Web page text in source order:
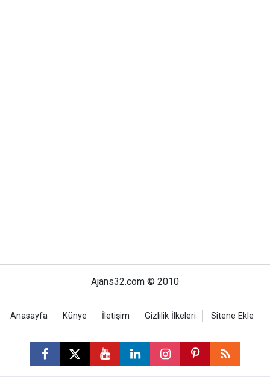
Ajans32.com © 2010
Anasayfa Künye İletişim Gizlilik İlkeleri Sitene Ekle